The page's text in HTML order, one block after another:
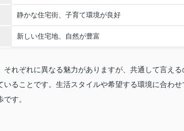
静かな住宅街、子育て環境が良好
新しい住宅地、自然が豊富
それぞれに異なる魅力がありますが、共通して言え
いることです。生活スタイルや希望する環境に合わ
す。